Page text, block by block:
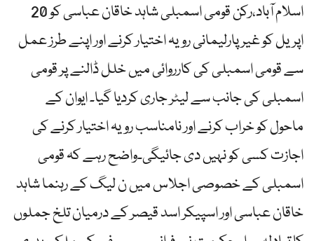
اسلام آباد،رکن قومی اسمبلی شاہد خاقان عباسی کو 20
اپریل کو غیر پارلیمانی رویہ اختیار کرنے اور اپنے طرز عمل
سے قومی اسمبلی کی کارروائی میں خلل ڈالنے پر قومی
اسمبلی کی جانب سے لیٹر جاری کردیا گیا۔ ایوان کے
ماحول کو خراب کرنے اور نامناسب رویہ اختیار کرنے کی
اجازت کسی کو نہیں دی جائیگی۔واضح رہے کہ قومی
اسمبلی کے خصوصی اجلاس میں ن لیگ کے رہنما شاہد
خاقان عباسی اور اسپیکر اسد قیصر کے درمیان تلخ جملوں